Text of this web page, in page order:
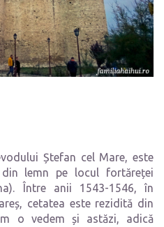
Ștefan cel Mare, este
lemn pe locul fortăreței
Între anii 1543-1546, în
cetatea este rezidită din
o vedem și astăzi, adică